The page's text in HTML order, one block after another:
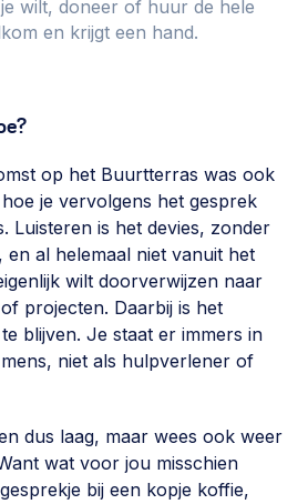
wilt, doneer of huur de hele
en krijgt een hand.
op het Buurtterras was ook
je vervolgens het gesprek
Luisteren is het devies, zonder
al helemaal niet vanuit het
wilt doorverwijzen naar
projecten. Daarbij is het
blijven. Je staat er immers in
niet als hulpverlener of
dus laag, maar wees ook weer
wat voor jou misschien
bij een kopje koffie,